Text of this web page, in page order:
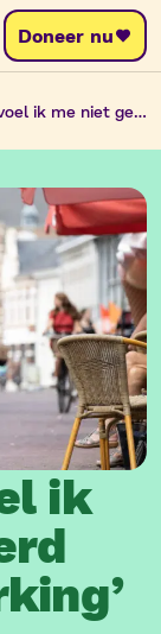
Doneer nu
‘Door Boyka voel ik me niet gehinderd door mijn beperking’
ik